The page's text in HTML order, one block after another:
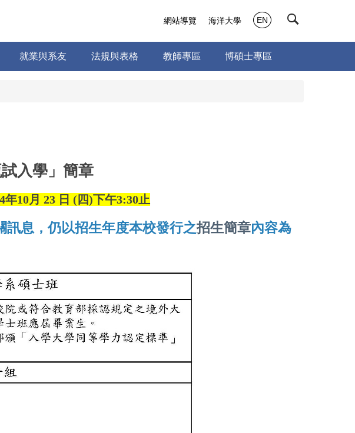
就業與系友 法規與表格 教師專區 博碩士專區
網站導覽 海洋大學 EN
入學」簡章
年10月 23 日 (四)下午3:30止
息，仍以招生年度本校發行之招生簡章內容為